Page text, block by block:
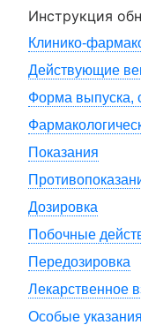
Инструкция
Клинико-
Действующие
Форма выпуска,
Показания
Дозировка
Побочные
Передозировка
Лекарственное
Особые указания